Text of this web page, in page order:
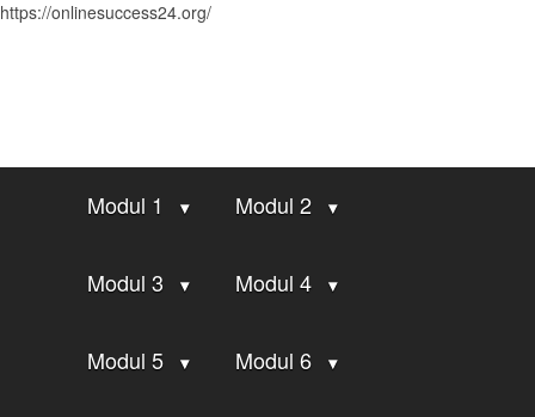
https://onlinesuccess24.org/
Modul 1 Modul 2
Modul 3 Modul 4
Modul 5 Modul 6